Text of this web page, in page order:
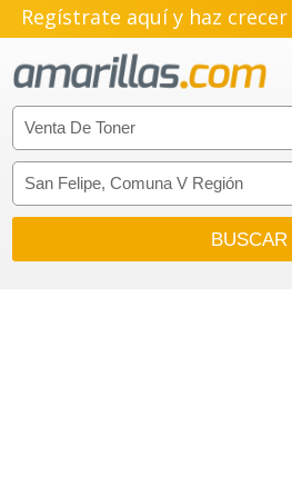
Regístrate aquí y haz